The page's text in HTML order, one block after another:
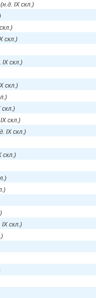
(н.д. IX скл.)
скл.)
IX скл.)
скл.)
скл.)
скл.)
IX скл.)
скл.)
IX скл.)